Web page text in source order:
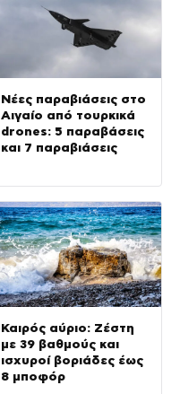
Νέες παραβιάσεις στο
Αιγαίο από τουρκικά
drones: 5 παραβάσεις
και 7 παραβιάσεις
Καιρός αύριο: Ζέστη
με 39 βαθμούς και
ισχυροί βοριάδες έως
8 μποφόρ